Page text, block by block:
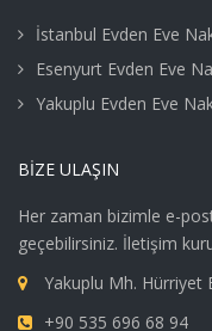
İstanbul Evden Eve
Esenyurt Evden Eve
Yakuplu Evden Eve
BIZE ULAŞIN
Her zaman bizimle e-
geçebilirsiniz. İletişim
Yakuplu Mh. Hürriyet
+90 535 696 68 94